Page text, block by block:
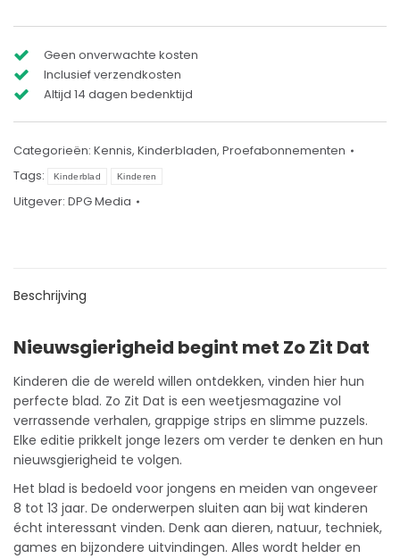
Geen onverwachte kosten
Inclusief verzendkosten
Altijd 14 dagen bedenktijd
Categorieën: Kennis, Kinderbladen, Proefabonnementen
Tags:
Kinderblad Kinderen
Uitgever: DPG Media
Beschrijving
Nieuwsgierigheid begint met Zo Zit Dat
Kinderen die de wereld willen ontdekken, vinden hier hun
perfecte blad. Zo Zit Dat is een weetjesmagazine vol
verrassende verhalen, grappige strips en slimme puzzels.
Elke editie prikkelt jonge lezers om verder te denken en hun
nieuwsgierigheid te volgen.
Het blad is bedoeld voor jongens en meiden van ongeveer
8 tot 13 jaar. De onderwerpen sluiten aan bij wat kinderen
écht interessant vinden. Denk aan dieren, natuur, techniek,
games en bijzondere uitvindingen. Alles wordt helder en